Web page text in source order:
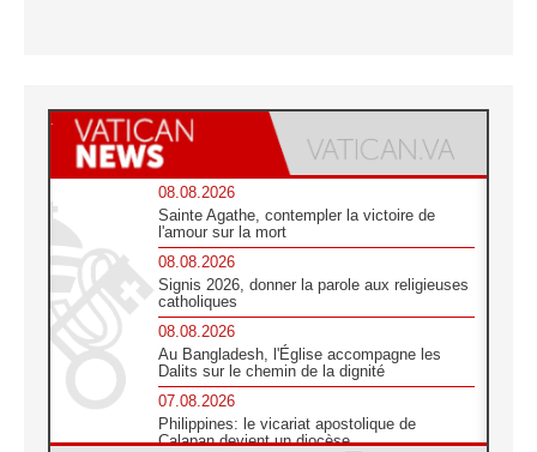
08.08.2026
Sainte Agathe, contempler la victoire de
l'amour sur la mort
08.08.2026
Signis 2026, donner la parole aux religieuses
catholiques
08.08.2026
Au Bangladesh, l'Église accompagne les
Dalits sur le chemin de la dignité
07.08.2026
Philippines: le vicariat apostolique de
Calapan devient un diocèse